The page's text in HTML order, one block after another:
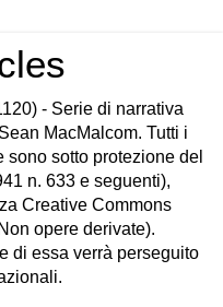
- Serie di narrativa
MacMalcom. Tutti i
sotto protezione del
n. 633 e seguenti),
Creative Commons
opere derivate).
di essa verrà perseguito